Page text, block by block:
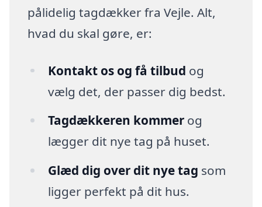
pålidelig tagdækker fra Vejle. Alt,
hvad du skal gøre, er:
Kontakt os og få tilbud og
vælg det, der passer dig bedst.
Tagdækkeren kommerog
lægger dit nye tag på huset.
Glæd dig over dit nye tag som
ligger perfekt på dit hus.